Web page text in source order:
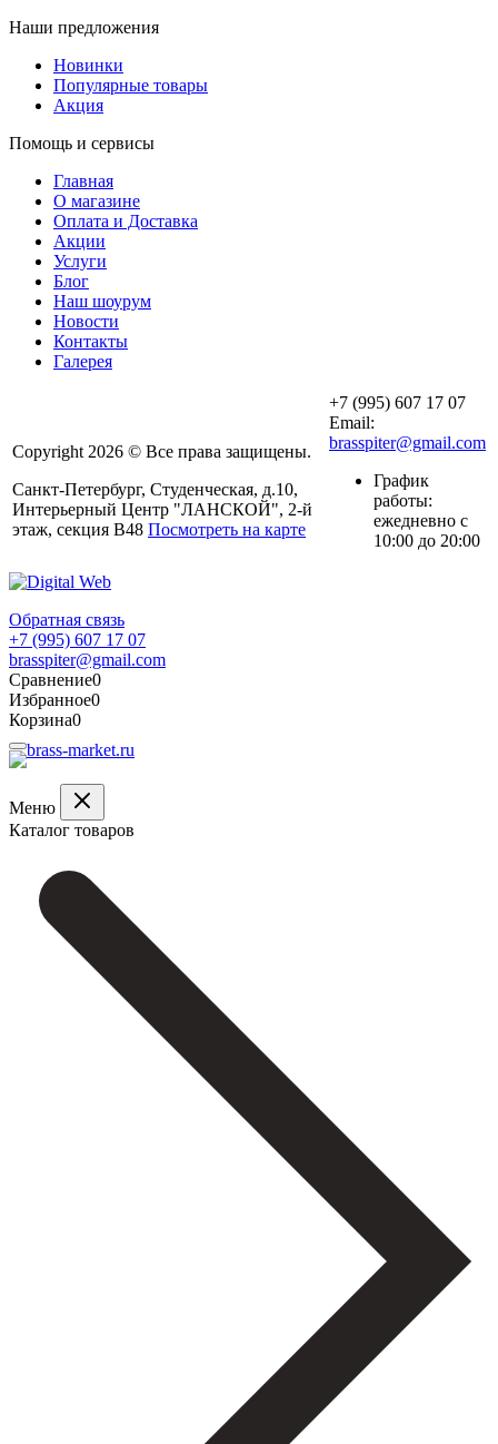
Наши предложения
Новинки
Популярные товары
Акция
Помощь и сервисы
Главная
О магазине
Оплата и Доставка
Акции
Услуги
Блог
Наш шоурум
Новости
Контакты
Галерея
Copyright 2026 © Все права защищены.
Санкт-Петербург, Студенческая, д.10,
Интерьерный Центр "ЛАНСКОЙ", 2-й
этаж, секция В48 Посмотреть на карте
+7 (995) 607 17 07
Email:
brasspiter@gmail.com
График
работы:
ежедневно с
10:00 до 20:00
Обратная связь
+7 (995) 607 17 07
brasspiter@gmail.com
Сравнение0
Избранное0
Корзина0
Меню
Каталог товаров